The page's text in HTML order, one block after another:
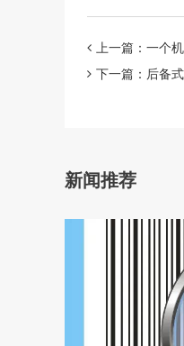
上一篇：⼀个机
下一篇：后备
新闻推荐